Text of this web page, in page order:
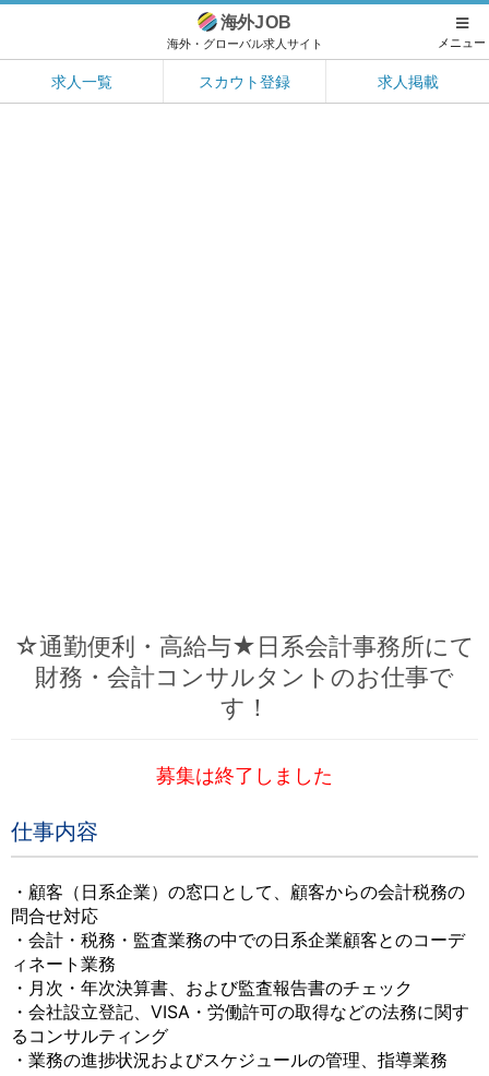
海外JOB
海外・グローバル求人サイト メニュー
求人一覧 スカウト登録 求人掲載
☆通勤便利・高給与★日系会計事務所にて
財務・会計コンサルタントのお仕事で
す！
募集は終了しました
仕事内容
・顧客（日系企業）の窓口として、顧客からの会計税務の
問合せ対応
・会計・税務・監査業務の中での日系企業顧客とのコーデ
ィネート業務
・月次・年次決算書、および監査報告書のチェック
・会社設立登記、VISA・労働許可の取得などの法務に関す
るコンサルティング
・業務の進捗状況およびスケジュールの管理、指導業務